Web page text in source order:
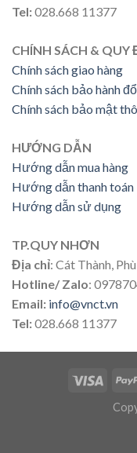
Tel:028.668 11377
CHÍNH SÁCH & QUY
Chính sách giao hàng
Chính sách bảo hành
Chính sách bảo mật
HƯỚNG DẪN
Hướng dẫn mua hàng
Hướng dẫn thanh toán
Hướng dẫn sử dụng
TP.QUY NHƠN
Địa chỉ: Cát Thành,
Hotline/ Zalo:
Email: info@vnct.vn
Tel:028.668 11377